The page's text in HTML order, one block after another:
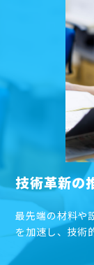
技術革新の
最先端の材料や
を加速し、技術